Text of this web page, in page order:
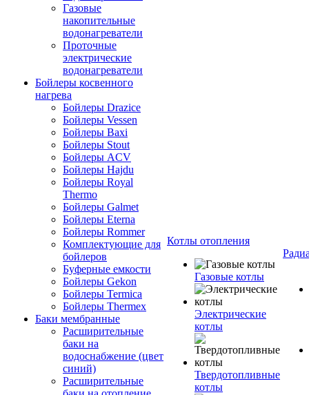
Газовые
накопительные
водонагреватели
Проточные
электрические
водонагреватели
Бойлеры косвенного
нагрева
Бойлеры Drazice
Бойлеры Vessen
Бойлеры Baxi
Бойлеры Stout
Бойлеры ACV
Бойлеры Hajdu
Бойлеры Royal
Thermo
Бойлеры Galmet
Бойлеры Eterna
Бойлеры Rommer
Комплектующие для
бойлеров
Буферные емкости
Бойлеры Gekon
Бойлеры Termica
Бойлеры Thermex
Баки мембранные
Расширительные
баки на
водоснабжение (цвет
синий)
Расширительные
Котлы отопления
Газовые котлы
Электрические
котлы
Твердотопливные
котлы